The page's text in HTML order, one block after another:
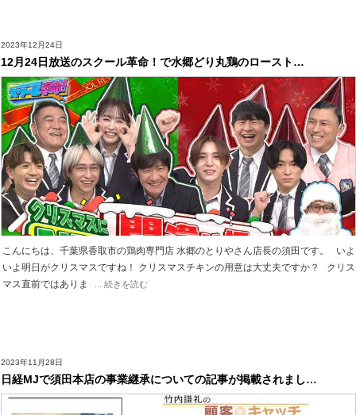
2023年12月24日
12月24日放送のスクール革命！で水郷どり丸鶏のロースト…
こんにちは、千葉県香取市の鶏肉専門店 水郷のとりやさん店長の須田です。 いよ
いよ明日がクリスマスですね！ クリスマスチキンの用意は大丈夫ですか？ クリス
マス直前ではありま
... 続きを読む
2023年11月28日
日経MJで須田本店の事業継承についての記事が掲載されまし…